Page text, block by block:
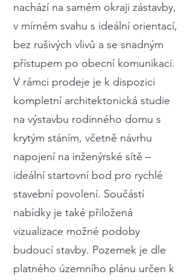
nachází na samém okraji zástavby,
v mírném svahu s ideální orientací,
bez rušivých vlivů a se snadným
přístupem po obecní komunikaci.
V rámci prodeje je k dispozici
kompletní architektonická studie
na výstavbu rodinného domu s
krytým stáním, včetně návrhu
napojení na inženýrské sítě –
ideální startovní bod pro rychlé
stavební povolení. Součástí
nabídky je také přiložená
vizualizace možné podoby
budoucí stavby. Pozemek je dle
platného územního plánu určen k